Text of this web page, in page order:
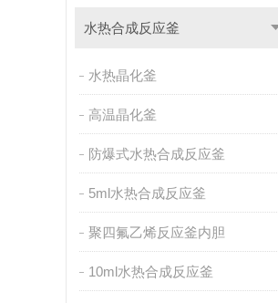
水热合成反应釜
水热晶化釜
高温晶化釜
防爆式水热合成反应釜
5ml水热合成反应釜
聚四氟乙烯反应釜内胆
10ml水热合成反应釜